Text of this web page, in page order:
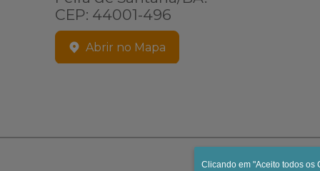
CEP: 44001-496
Abrir no Mapa
Clicando em "Aceito todos os